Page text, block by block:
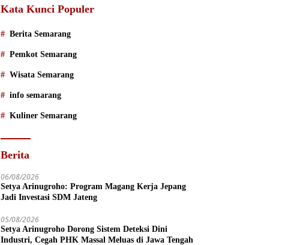
Kata Kunci Populer
Berita Semarang
Pemkot Semarang
Wisata Semarang
info semarang
Kuliner Semarang
Berita
06/08/2026
Setya Arinugroho: Program Magang Kerja Jepang
Jadi Investasi SDM Jateng
05/08/2026
Setya Arinugroho Dorong Sistem Deteksi Dini
Industri, Cegah PHK Massal Meluas di Jawa Tengah